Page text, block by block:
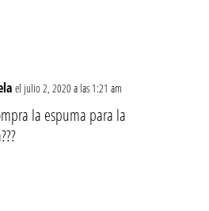
el julio 2, 2020 a las 1:21 am
la espuma para la